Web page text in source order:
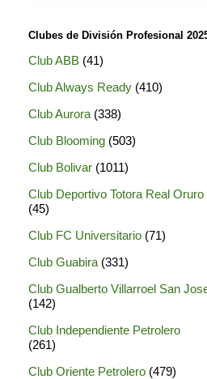
Clubes de División Profesional
Club ABB (41)
Club Always Ready (410)
Club Aurora (338)
Club Blooming (503)
Club Bolivar (1011)
Club Deportivo Totora Real Oruro
(45)
Club FC Universitario (71)
Club Guabira (331)
Club Gualberto Villarroel San
(142)
Club Independiente Petrolero
(261)
Club Oriente Petrolero (479)